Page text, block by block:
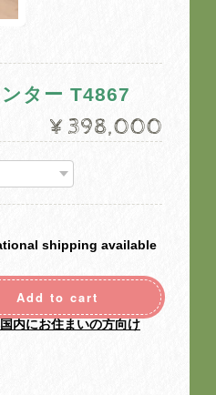
ター T4867
¥398,000
shipping available
Add to cart
内にお住まいの方向け